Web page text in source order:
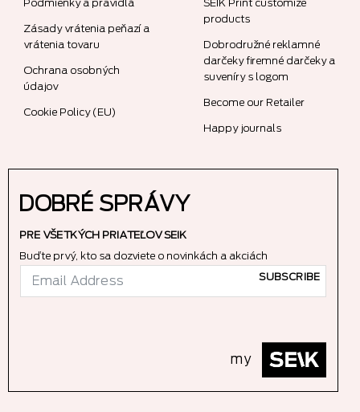
Podmienky a pravidlá
Zásady vrátenia peňazí a
vrátenia tovaru
Ochrana osobných
údajov
Cookie Policy (EU)
SEIK Print customize
products
Dobrodružné reklamné
darčeky firemné darčeky a
suveníry s logom
Become our Retailer
Happy journals
DOBRÉ SPRÁVY
PRE VŠETKÝCH PRIATEĽOV SEIK
Buďte prvý, kto sa dozviete o novinkách a akciách
SUBSCRIBE
my